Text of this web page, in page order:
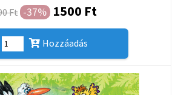
Ft -37% 1500 Ft
Hozzáadás